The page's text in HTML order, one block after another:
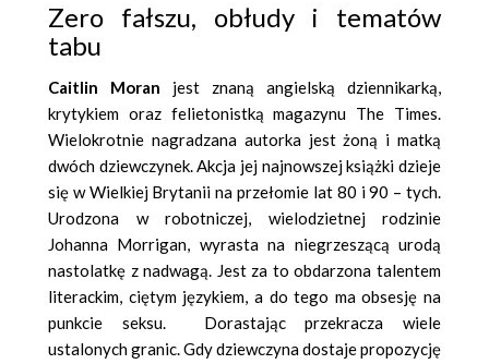
Zero fałszu, obłudy i tematów
tabu
Caitlin Moran jest znaną angielską dziennikarką,
krytykiem oraz felietonistką magazynu The Times.
Wielokrotnie nagradzana autorka jest żoną i matką
dwóch dziewczynek. Akcja jej najnowszej książki dzieje
się w Wielkiej Brytanii na przełomie lat 80 i 90 – tych.
Urodzona w robotniczej, wielodzietnej rodzinie
Johanna Morrigan, wyrasta na niegrzeszącą urodą
nastolatkę z nadwagą. Jest za to obdarzona talentem
literackim, ciętym językiem, a do tego ma obsesję na
punkcie seksu. Dorastając przekracza wiele
ustalonych granic. Gdy dziewczyna dostaje propozycję